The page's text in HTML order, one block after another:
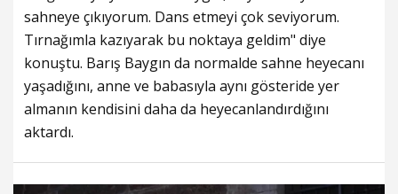
sahneye çıkıyorum. Dans etmeyi çok seviyorum.
Tırnağımla kazıyarak bu noktaya geldim" diye
konuştu. Barış Baygın da normalde sahne heyecanı
yaşadığını, anne ve babasıyla aynı gösteride yer
almanın kendisini daha da heyecanlandırdığını
aktardı.